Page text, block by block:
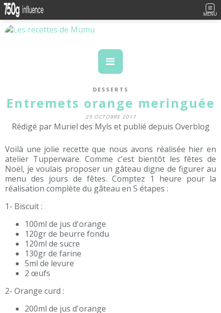
MENU
DESSERTS
Entremets orange meringuée
29 OCTOBRE 2017
Rédigé par Muriel des Myls et publié depuis Overblog
Voilà une jolie recette que nous avons réalisée hier en
atelier Tupperware. Comme c'est bientôt les fêtes de
Noël, je voulais proposer un gâteau digne de figurer au
menu des jours de fêtes. Comptez 1 heure pour la
réalisation complète du gâteau en 5 étapes :
1- Biscuit :
100ml de jus d'orange
120gr de beurre fondu
120ml de sucre
130gr de farine
5ml de levure
2 œufs
2- Orange curd :
200ml de jus d'orange